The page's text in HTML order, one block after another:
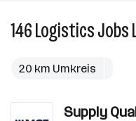
146LogisticsJobs
20 km Umkreis
Supply